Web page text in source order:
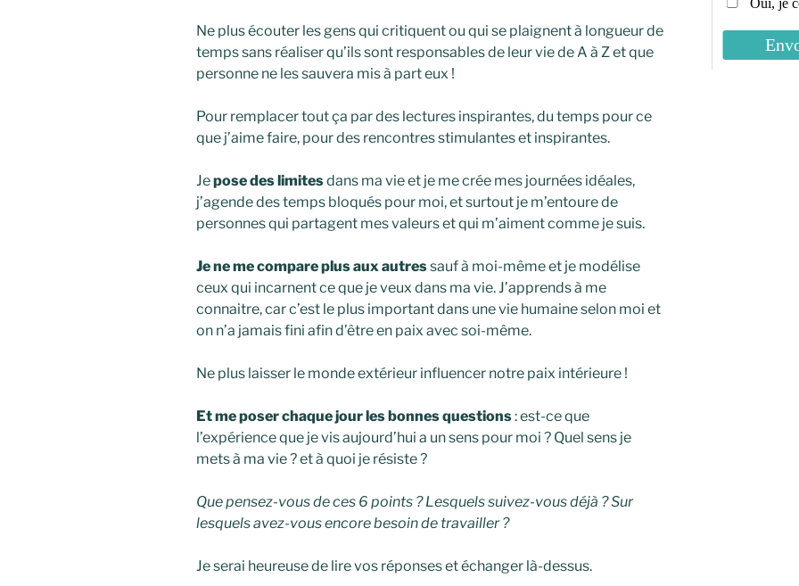
Ne plus écouter les gens qui critiquent ou qui se plaignent à longueur de
temps sans réaliser qu’ils sont responsables de leur vie de A à Z et que
personne ne les sauvera mis à part eux !
Pour remplacer tout ça par des lectures inspirantes, du temps pour ce
que j’aime faire, pour des rencontres stimulantes et inspirantes.
Jepose des limitesdans ma vie et je me crée mes journées idéales,
j’agende des temps bloqués pour moi, et surtout je m’entoure de
personnes qui partagent mes valeurs et qui m’aiment comme je suis.
Je ne me compare plus aux autressauf à moi-même et je modélise
ceux qui incarnent ce que je veux dans ma vie. J’apprends à me
connaitre, car c’est le plus important dans une vie humaine selon moi et
on n’a jamais fini afin d’être en paix avec soi-même.
Ne plus laisser le monde extérieur influencer notre paix intérieure !
Et me poser chaque jour les bonnes questions: est-ce que
l’expérience que je vis aujourd’hui a un sens pour moi ? Quel sens je
mets à ma vie ? et à quoi je résiste ?
Que pensez-vous de ces 6 points ? Lesquels suivez-vous déjà ? Sur
lesquels avez-vous encore besoin de travailler ?
Je serai heureuse de lire vos réponses et échanger là-dessus.